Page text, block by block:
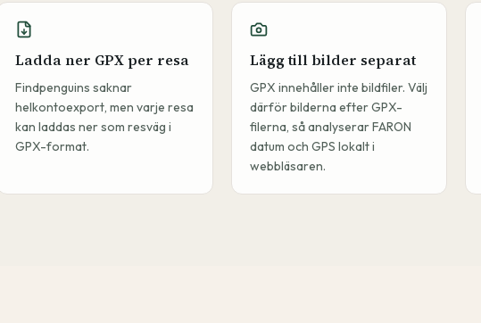
Ladda ner GPX per resa
Findpenguins saknar
helkontoexport, men varje resa
kan laddas ner som resväg i
GPX-format.
Lägg till bilder separat
GPX innehåller inte bildfiler. Välj
därför bilderna efter GPX-
filerna, så analyserar FARON
datum och GPS lokalt i
webbläsaren.